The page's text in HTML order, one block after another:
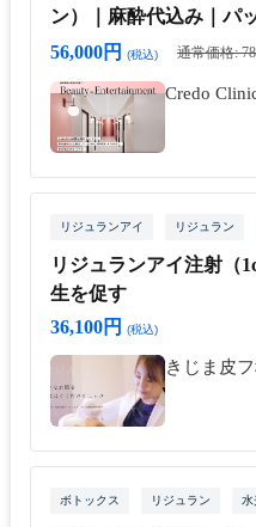
ン）｜麻酔代込み｜パ
56,000円
(税込) 通常価格:
Credo
リジュランアイ リジュラン
リジュランアイ注射（
生を促す
36,100円
(税込)
きじま皮
ボトックス リジュラン 水